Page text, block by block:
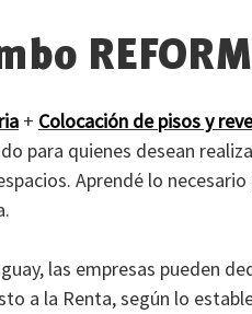
+ Colocación de pisos y
para quienes desean
Aprendé lo
las empresas pueden
a la Renta, según lo